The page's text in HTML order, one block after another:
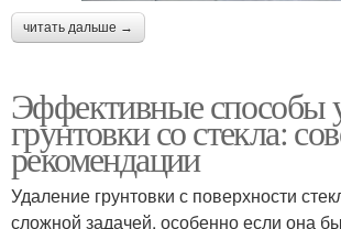
читать дальше →
Эффективные способы
грунтовки со стекла:
рекомендации
Удаление грунтовки с поверхности
сложной задачей, особенно если она